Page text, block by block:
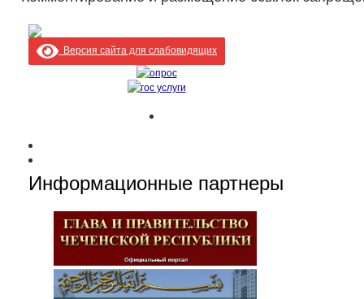
Версия сайта для слабовидящих
Информационные партнеры